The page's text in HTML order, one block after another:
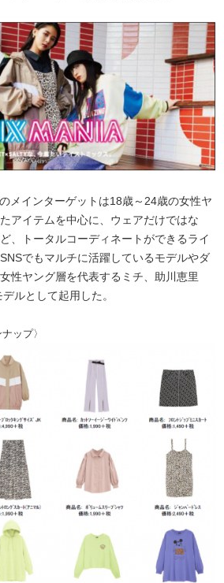
メインターゲットは18歳～24歳の女性ヤ
アイテムを中心に、ウェアだけではな
、トータルコーディネートができるライ
でもマルチに活躍しているモデルやダ
性ヤング層を代表するミチ、助川恵里
ルとして起用した。
ップ〉